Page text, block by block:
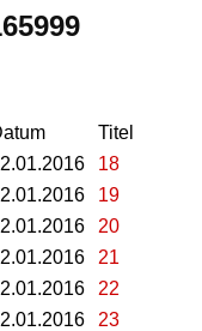
Titel
18
19
20
21
22
23